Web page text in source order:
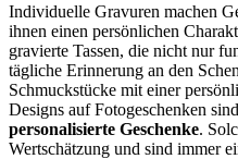
Individuelle Gravuren machen
ihnen einen persönlichen
gravierte Tassen, die nicht nur
tägliche Erinnerung an den
Schmuckstücke mit einer
Designs auf Fotogeschenken
personalisierte Geschenke.
Wertschätzung und sind immer